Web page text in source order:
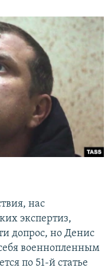
нас
экспертиз,
допрос, но Денис
военнопленным
по 51-й статье